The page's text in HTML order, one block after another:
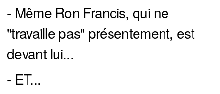
- Même Ron Francis, qui ne
"travaille pas" présentement, est
devant lui...
- ET...